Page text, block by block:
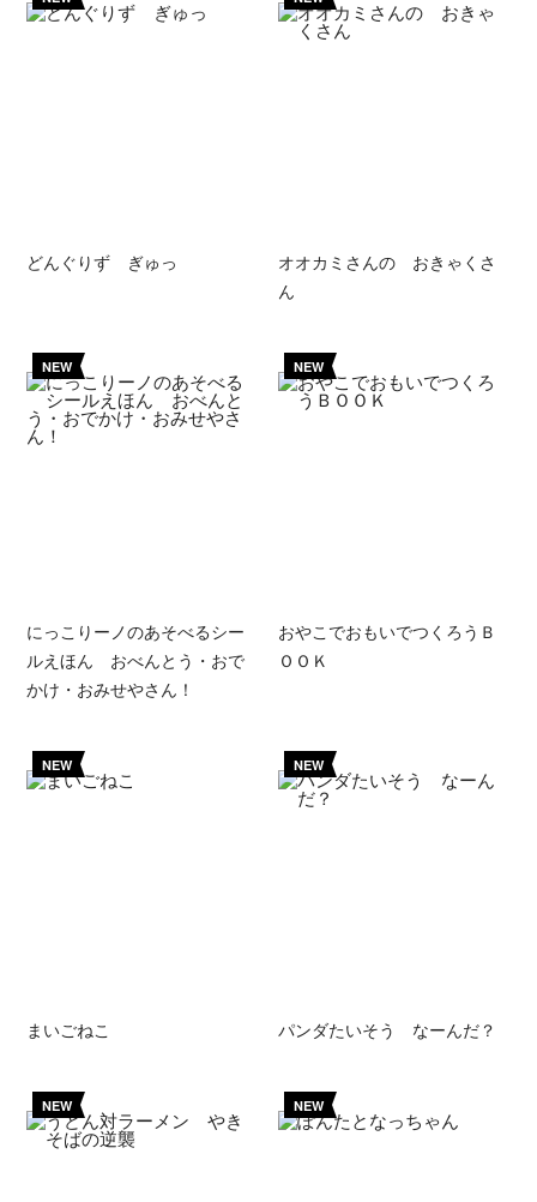
どんぐりず ぎゅっ
オオカミさんの おきゃくさ
ん
NEW
にっこりーノのあそべるシー
ルえほん おべんとう・おで
かけ・おみせやさん！
NEW
おやこでおもいでつくろうＢ
ＯＯＫ
NEW
まいごねこ
NEW
パンダたいそう なーんだ？
NEW NEW